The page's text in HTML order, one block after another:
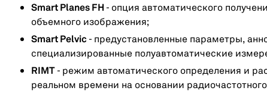
Smart Planes FH - опция автоматического
объемного изображения;
Smart Pelvic - предустановленные параметры,
специализированные полуавтоматические
RIMT - режим автоматического определения и
реальном времени на основании